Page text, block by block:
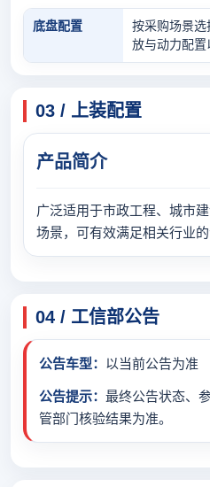
底盘配置
按采购场景
放与动力配置
03 / 上装配置
产品简介
广泛适用于市政工程、城市
场景，可有效满足相关行业的
04 / 工信部公告
公告车型： 以当前公告为准
公告提示： 最终公告状态、
管部门核验结果为准。